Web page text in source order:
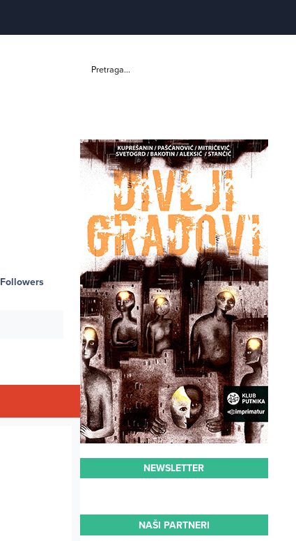
Pretraga...
Followers
NEWSLETTER
NAŠI PARTNERI